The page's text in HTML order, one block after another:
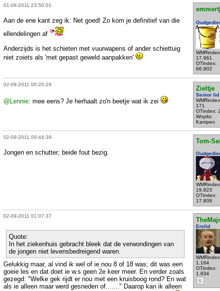
01-09-2011 23:50:01
17.961
OTindex:
66.902
Aan de ene kant zeg ik: Net goed! Zo kom je definitief van die
ellendelingen af
Anderzijds is het schieten met vuurwapens of ander schiettuig
niet zoiets als 'met gepast geweld aanpakken'
02-09-2011 00:20:29
Zieltje
Senior lid
171
OTindex:
Wnplts:
Kampen
@Lennie: mee eens? Je herhaalt zo'n beetje wat ik zei
02-09-2011 00:44:39
Tom-
19.823
OTindex:
17.809
Jongen en schutter; beide fout bezig.
02-09-2011 01:07:37
Erelid
1.164
OTindex:
1.934
S
Quote:
In het ziekenhuis gebracht bleek dat de verwondingen van
de jongen niet levensbedreigend waren.
Gelukkig maar, al vind ik wel of ie nou 8 of 18 was; dit was een
goeie les en dat doet ie w.s geen 2e keer meer. En verder zoals
gezegd: "Welke gek rijdt er nou met een kruisboog rond? En wat
als ie alleen maar werd gesneden of......." Daarop kan ik alleen